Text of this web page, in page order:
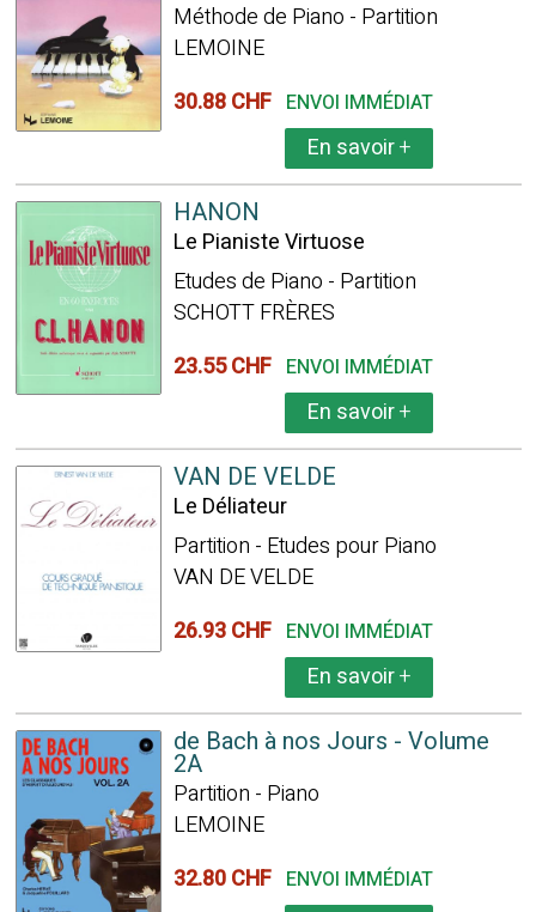
Méthode de Piano - Partition
LEMOINE
30.88 CHF ENVOI IMMÉDIAT
En savoir+
HANON
Le Pianiste Virtuose
Etudes de Piano - Partition
SCHOTT FRÈRES
23.55 CHF ENVOI IMMÉDIAT
En savoir+
VAN DE VELDE
Le Déliateur
Partition - Etudes pour Piano
VAN DE VELDE
26.93 CHF ENVOI IMMÉDIAT
En savoir+
de Bach à nos Jours - Volume
2A
Partition - Piano
LEMOINE
32.80 CHF ENVOI IMMÉDIAT